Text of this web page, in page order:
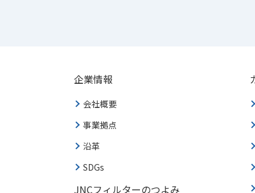
企業情報
会社概要
事業拠点
沿革
SDGs
JNCフィルターのつよみ